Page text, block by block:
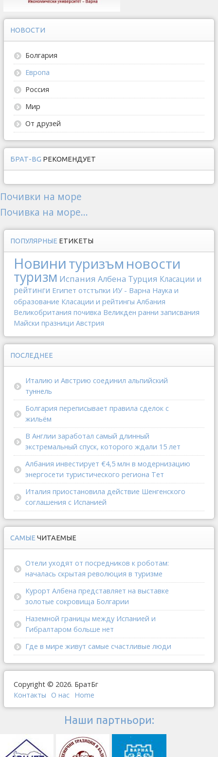
НОВОСТИ
Болгария
Европа
Россия
Мир
От друзей
БРАТ-BG РЕКОМЕНДУЕТ
Почивки на море
Почивка на море...
ПОПУЛЯРНЫЕ ЕТИКЕТЫ
Новинитуризъм новости
туризм Испания Албена Турция Класации и
рейтинги Египет отстъпки ИУ - Варна Наука и
образование Класации и рейтингы Албания
Великобритания почивка Великден ранни записвания
Майски празници Австрия
ПОСЛЕДНЕЕ
Италию и Австрию соединил альпийский
туннель
Болгария переписывает правила сделок с
жильём
В Англии заработал самый длинный
экстремальный спуск, которого ждали 15 лет
Албания инвестирует €4,5 млн в модернизацию
энергосети туристического региона Тет
Италия приостановила действие Шенгенского
соглашения с Испанией
САМЫЕ ЧИТАЕМЫЕ
Отели уходят от посредников к роботам:
началась скрытая революция в туризме
Курорт Албена представляет на выставке
золотые сокровища Болгарии
Наземной границы между Испанией и
Гибралтаром больше нет
Где в мире живут самые счастливые люди
Copyright © 2026. БратБг
Контакты
О наc Home
Наши партньори: